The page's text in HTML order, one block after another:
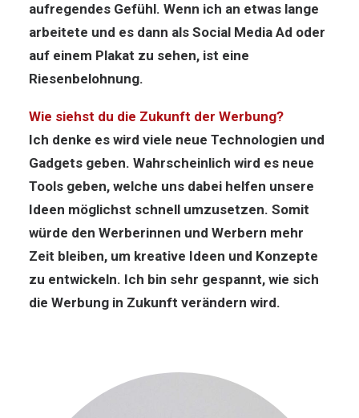
aufregendes Gefühl. Wenn ich an etwas lange
arbeitete und es dann als Social Media Ad oder
auf einem Plakat zu sehen, ist eine
Riesenbelohnung.
Wie siehst du die Zukunft der Werbung?
Ich denke es wird viele neue Technologien und
Gadgets geben. Wahrscheinlich wird es neue
Tools geben, welche uns dabei helfen unsere
Ideen möglichst schnell umzusetzen. Somit
würde den Werberinnen und Werbern mehr
Zeit bleiben, um kreative Ideen und Konzepte
zu entwickeln. Ich bin sehr gespannt, wie sich
die Werbung in Zukunft verändern wird.